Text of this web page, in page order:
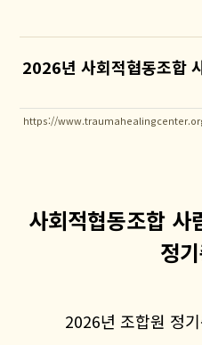
2026년 사회적협동조합
https://
사회적협동조합
정
2026년 조합원 정